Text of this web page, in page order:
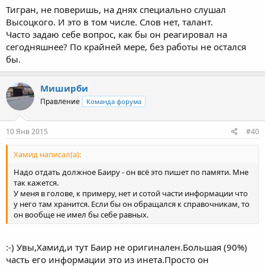
Тигран, не поверишь, на днях специально слушал
Высоцкого. И это в том числе. Слов нет, талант.
Часто задаю себе вопрос, как бы он реагировал на
сегодняшнее? По крайней мере, без работы не остался
бы.
Миширби
Правление Команда форума
10 Янв 2015 #40
Хамид написал(а):
Надо отдать должное Баиру - он всё это пишет по памяти. Мне
так кажется.
У меня в голове, к примеру, нет и сотой части информации что
у него там хранится. Если бы он обращался к справочникам, то
он вообще не имел бы себе равных.
:-) Увы,Хамид,и тут Баир не оригинален.Большая (90%)
часть его информации это из инета.Просто он